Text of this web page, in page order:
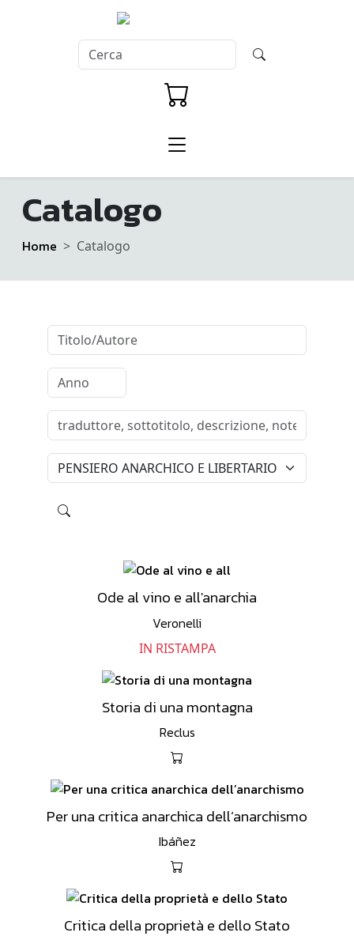
Catalogo
Home Catalogo
Ode al vino e all'anarchia
Veronelli
IN RISTAMPA
Storia di una montagna
Reclus
Per una critica anarchica dell’anarchismo
Ibáñez
Critica della proprietà e dello Stato